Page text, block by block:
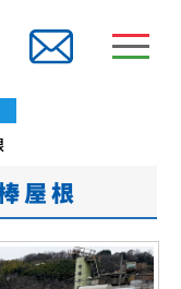
屋根